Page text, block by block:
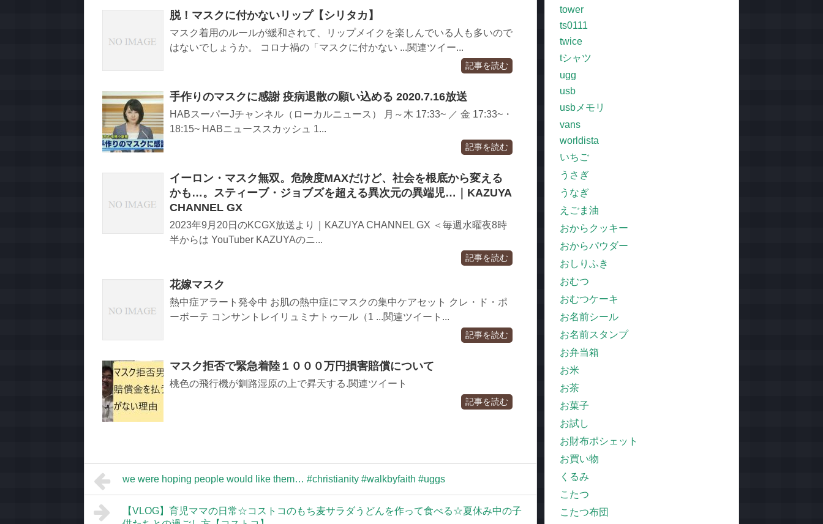
脱！マスクに付かないリップ【シリタカ】
マスク着用のルールが緩和されて、リップメイクを楽しんでいる人も多いので
はないでしょうか。 コロナ禍の「マスクに付かない ...関連ツイー...
記事を読む
手作りのマスクに感謝 疫病退散の願い込める 2020.7.16放送
HABスーパーJチャンネル（ローカルニュース） 月～木 17:33~ ／ 金 17:33~・
18:15~ HABニューススカッシュ 1...
記事を読む
イーロン・マスク無双。危険度MAXだけど、社会を根底から変える
かも…。スティーブ・ジョブズを超える異次元の異端児…｜KAZUYA
CHANNEL GX
2023年9月20日のKCGX放送より｜KAZUYA CHANNEL GX ＜毎週水曜夜8時
半からは YouTuber KAZUYAのニ...
記事を読む
花嫁マスク
熱中症アラート発令中 お肌の熱中症にマスクの集中ケアセット クレ・ド・ポ
ーボーテ コンサントレイリュミナトゥール（1 ...関連ツイート...
記事を読む
マスク拒否で緊急着陸１０００万円損害賠償について
桃色の飛行機が釧路湿原の上で昇天する.関連ツイート
記事を読む
we were hoping people would like them… #christianity #walkbyfaith #uggs
【VLOG】育児ママの日常☆コストコのもち麦サラダうどんを作って食べる☆夏休み中の子
tower
ts0111
twice
tシャツ
ugg
usb
usbメモリ
vans
worldista
いちご
うさぎ
うなぎ
えごま油
おからクッキー
おからパウダー
おしりふき
おむつ
おむつケーキ
お名前シール
お名前スタンプ
お弁当箱
お米
お茶
お菓子
お試し
お財布ポシェット
お買い物
くるみ
こたつ
こたつ布団